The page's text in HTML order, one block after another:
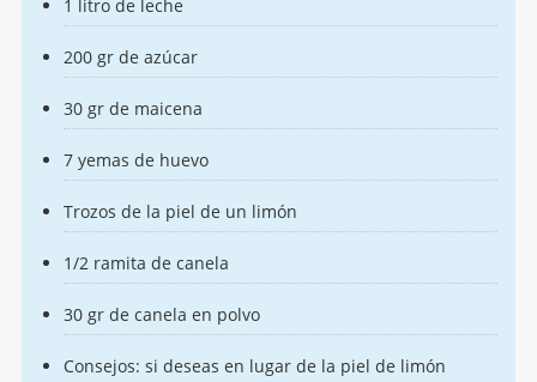
1 litro de leche
200 gr de azúcar
30 gr de maicena
7 yemas de huevo
Trozos de la piel de un limón
1/2 ramita de canela
30 gr de canela en polvo
Consejos: si deseas en lugar de la piel de limón